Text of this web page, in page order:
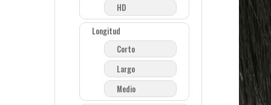
HD
Longitud
Corto
Largo
Medio